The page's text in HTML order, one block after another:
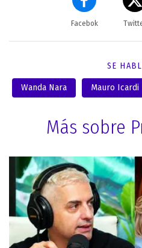
Facebok
SE
Wanda Nara Mauro Icardi
Más sobre